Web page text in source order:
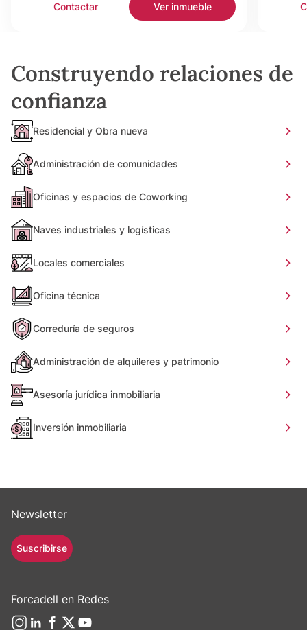
Contactar Ver inmueble
Construyendo relaciones de
confianza
Residencial y Obra nueva
Administración de comunidades
Oficinas y espacios de Coworking
Naves industriales y logísticas
Locales comerciales
Oficina técnica
Correduría de seguros
Administración de alquileres y patrimonio
Asesoría jurídica inmobiliaria
Inversión inmobiliaria
Newsletter
Suscribirse
Forcadell en Redes